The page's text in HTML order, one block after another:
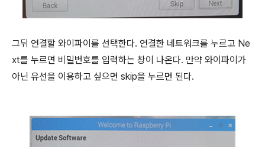
그뒤 연결할 와이파이를 선택한다. 연결한 네트워크를 누르고 Ne
xt를 누르면 비밀번호를 입력하는 창이 나온다. 만약 와이파이가
아닌 유선을 이용하고 싶으면 skip을 누르면 된다.